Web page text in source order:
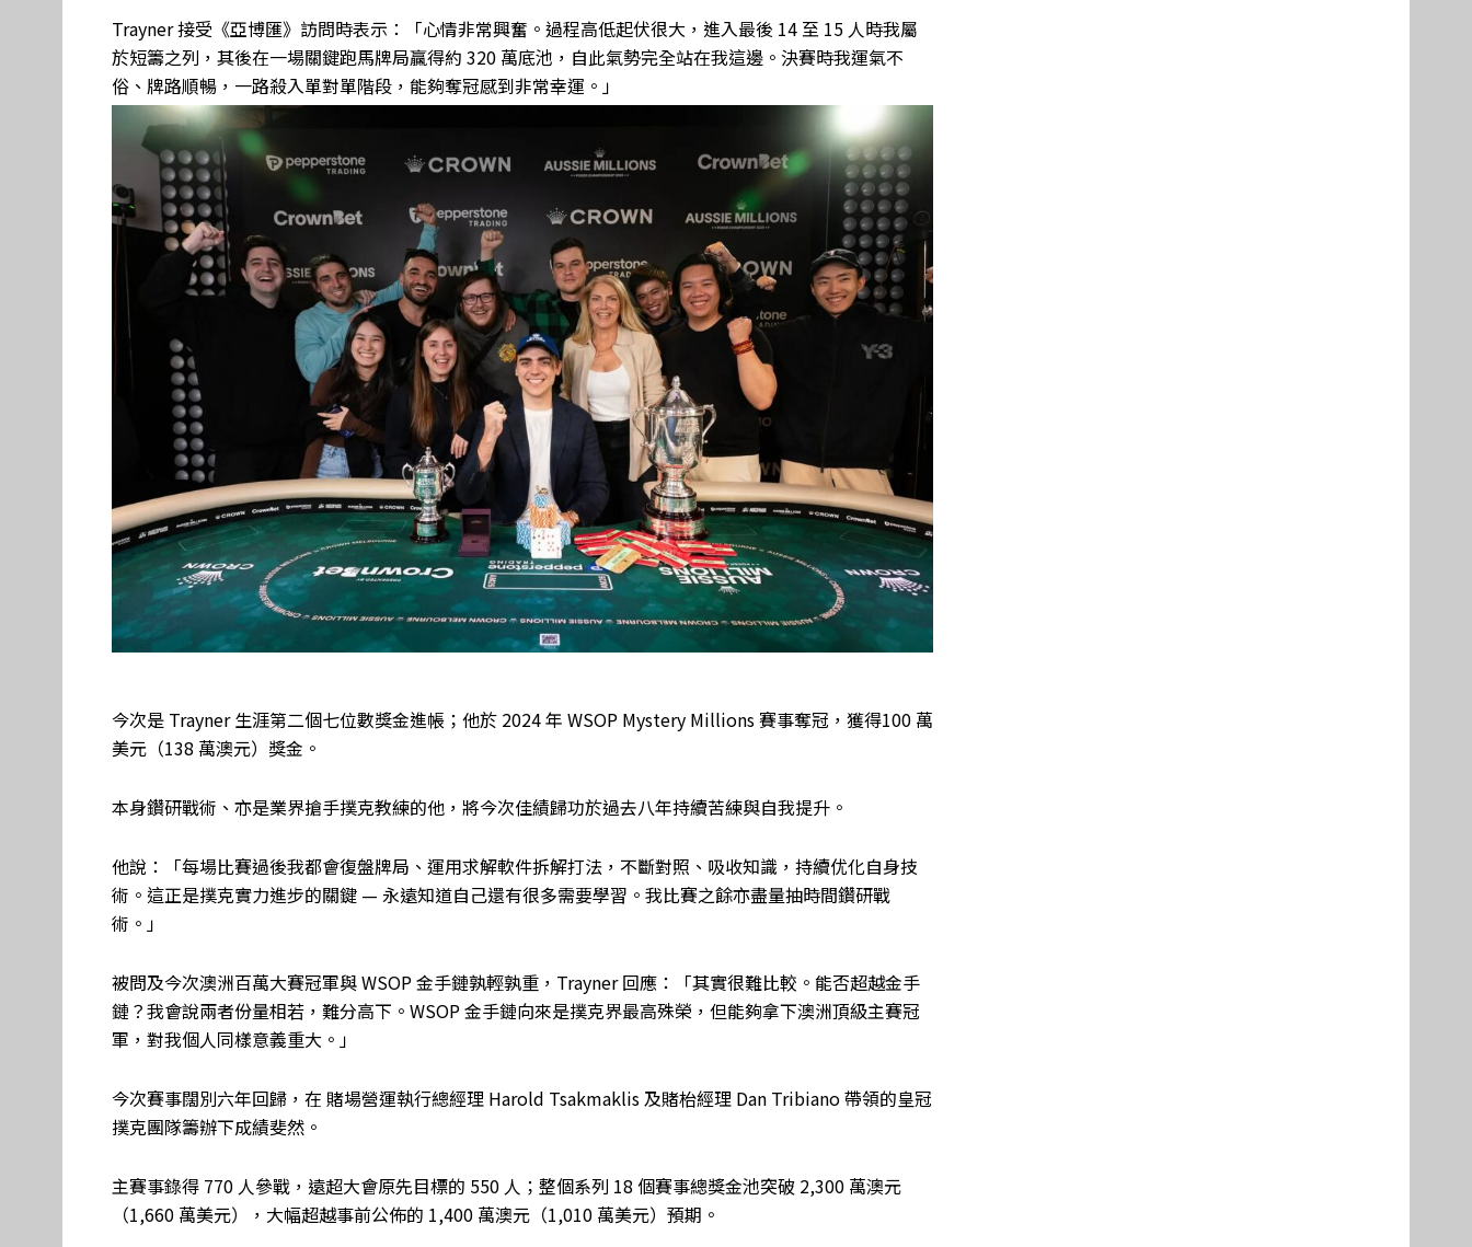
Trayner 接受《亞博匯》訪問時表示：「心情非常興奮。過程高低起伏很大，進入最後 14 至 15 人時我屬
於短籌之列，其後在一場關鍵跑馬牌局贏得約 320 萬底池，自此氣勢完全站在我這邊。決賽時我運氣不
俗、牌路順暢，一路殺入單對單階段，能夠奪冠感到非常幸運。」
今次是 Trayner 生涯第二個七位數獎金進帳；他於 2024 年 WSOP Mystery Millions 賽事奪冠，獲得100 萬
美元（138 萬澳元）獎金。
本身鑽研戰術、亦是業界搶手撲克教練的他，將今次佳績歸功於過去八年持續苦練與自我提升。
他說：「每場比賽過後我都會復盤牌局、運用求解軟件拆解打法，不斷對照、吸收知識，持續优化自身技
術。這正是撲克實力進步的關鍵 — 永遠知道自己還有很多需要學習。我比賽之餘亦盡量抽時間鑽研戰
術。」
被問及今次澳洲百萬大賽冠軍與 WSOP 金手鏈孰輕孰重，Trayner 回應：「其實很難比較。能否超越金手
鏈？我會說兩者份量相若，難分高下。WSOP 金手鏈向來是撲克界最高殊榮，但能夠拿下澳洲頂級主賽冠
軍，對我個人同樣意義重大。」
今次賽事闊別六年回歸，在 賭場營運執行總經理 Harold Tsakmaklis 及賭枱經理 Dan Tribiano 帶領的皇冠
撲克團隊籌辦下成績斐然。
主賽事錄得 770 人參戰，遠超大會原先目標的 550 人；整個系列 18 個賽事總獎金池突破 2,300 萬澳元
（1,660 萬美元），大幅超越事前公佈的 1,400 萬澳元（1,010 萬美元）預期。